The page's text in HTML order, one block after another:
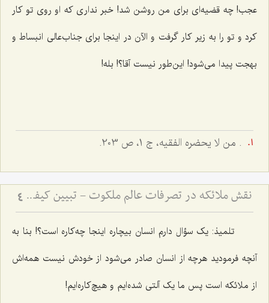
عجب! چه قضیه‌ای برای من روشن شد! خبر نداری که او روی تو کار
کرد و تو را به زیر کار گرفت و الآن در اینجا برای جناب‌عالی انبساط و
بهجت پیدا می‌شود! این‌طور نیست آقا؟! بله!
. من لا یحضره الفقیه، ج 1، ص 203.
نقش ملائکه در تصرفات عالم ملکوت - تبیین کیفیت تأثیرگذاری فرشتگان بر حوادث عالم ماده 4
تلمیذ: یک سؤال دارم انسان بیچاره اینجا چه‌کاره است؟! بنا به
آنچه فرمودید هرچه از انسان صادر می‌شود از خودش نیست همه‌اش
از ملائکه است پس ما یک آلتی شده‌ایم و هیچ‌کاره‌ایم!